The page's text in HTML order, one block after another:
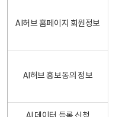
AI허브 홈페이지 회원정보
AI허브 홍보동의 정보